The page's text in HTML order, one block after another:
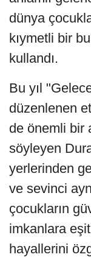
dünya
kıymetli bir
kullandı.
Bu yıl
düzenlenen
de önemli bir
söyleyen
yerlerinden
ve sevinci
çocukların
imkanlara
hayallerini